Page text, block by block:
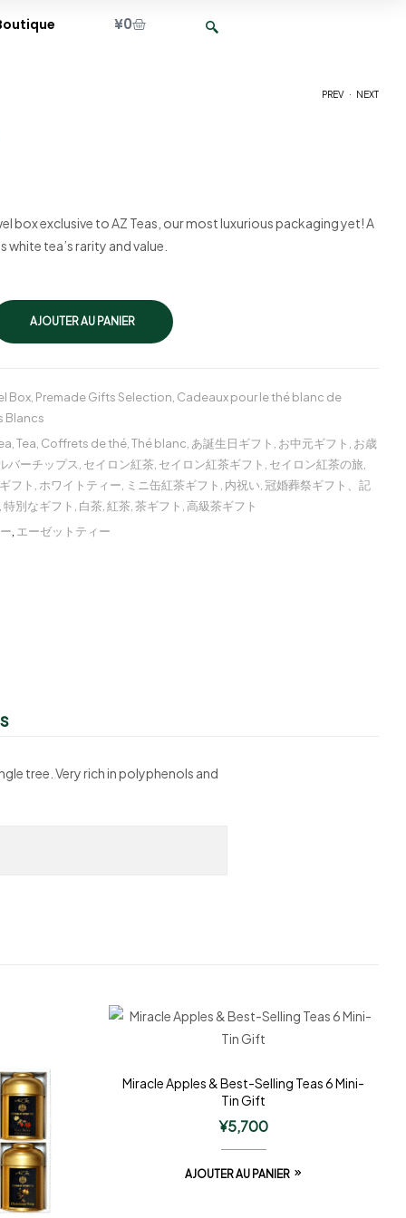
¥0
PREV NEXT
box exclusive to AZ Teas, our most luxurious packaging yet! A
tea’s rarity and value.
AJOUTER AU PANIER
Box Premade Gifts Selection Cadeaux pour le thé blanc de
Blancs
Tea Coffrets de thé Thé blanc あ誕生日ギフト お中元ギフト お歳
バーチップス セイロン紅茶 セイロン紅茶ギフト セイロン紅茶の旅
フト ホワイトティー ミニ缶紅茶ギフト 内祝い 冠婚葬祭ギフト、記
特別なギフト 白茶 紅茶 茶ギフト 高級茶ギフト
エーゼットティー
tree. Very rich in polyphenols and
Miracle Apples & Best-Selling Teas 6 Mini-
Tin Gift
¥5,700
AJOUTER AU PANIER